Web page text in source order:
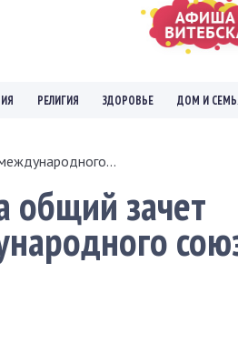
РЕЛИГИЯ ЗДОРОВЬЕ ДОМ И
общий зачет